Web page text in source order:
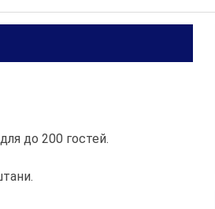
до 200 гостей.